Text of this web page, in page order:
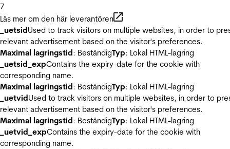
7
Läs mer om den här leverantören
_uetsidUsed to track visitors on multiple websites, in order to
relevant advertisement based on the visitor's preferences.
Maximal lagringstid: BeständigTyp: Lokal HTML-lagring
_uetsid_expContains the expiry-date for the cookie with
corresponding name.
Maximal lagringstid: BeständigTyp: Lokal HTML-lagring
_uetvidUsed to track visitors on multiple websites, in order to
relevant advertisement based on the visitor's preferences.
Maximal lagringstid: BeständigTyp: Lokal HTML-lagring
_uetvid_expContains the expiry-date for the cookie with
corresponding name.